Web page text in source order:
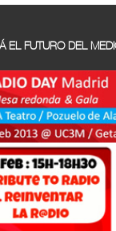
EL FUTURO DEL